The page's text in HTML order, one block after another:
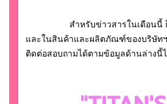
สำหรับข่าวสารในเดือนนี้
และในสินค้าและผลิตภัณฑ์ของบริษัทฯ
ติดต่อสอบถามได้ตามข้อมูลด้านล่างนี้